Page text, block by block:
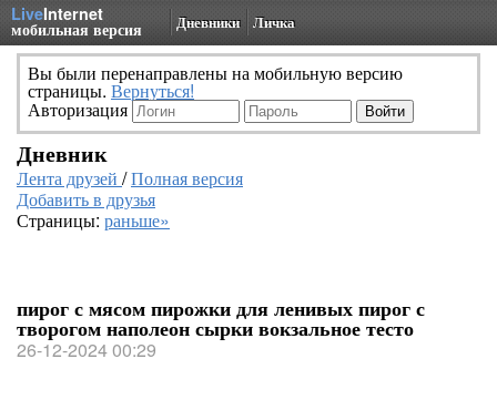
LiveInternet
мобильная версия Дневники Личка
Вы были перенаправлены на мобильную версию
страницы. Вернуться!
Авторизация
Дневник
Лента друзей /Полная версия
Добавить в друзья
Страницы: раньше»
пирог с мясом пирожки для ленивых пирог с
творогом наполеон сырки вокзальное тесто
26-12-2024 00:29